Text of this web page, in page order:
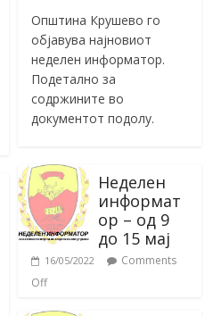
Општина Крушево го
објавува најновиот
неделен информатор.
Подетално за
содржините во
документот подолу.
Неделен
информат
ор – од 9
до 15 мај
16/05/2022
Comments
Off